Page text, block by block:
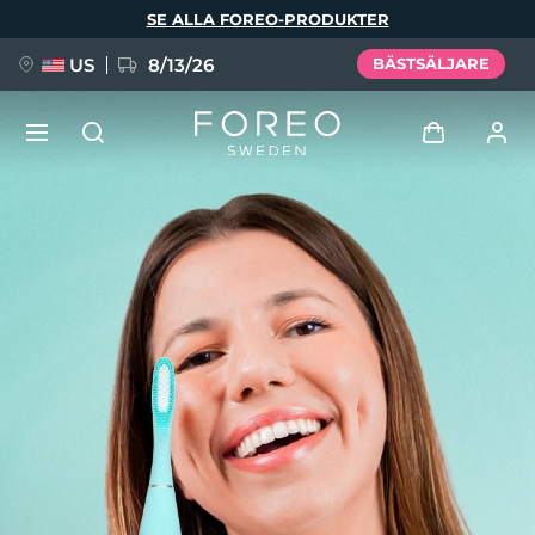
SE ALLA FOREO-PRODUKTER
US 8/13/26 BÄSTSÄLJARE
Användarprofil
Mina enheter
Mina beställningar
Mina adresser
Mina prenumerationer
FAQ™ Pure Beauty-Tech Elixir
BREAKING NEWS
issa™ Teeth Whitening Set
Deutsch
Español
Français
Italiano
Português
Svenska
Русский
简体中文 繁體中文